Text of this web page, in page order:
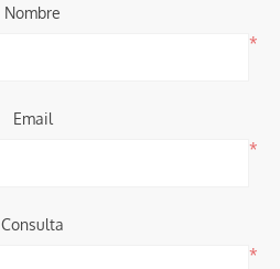
Nombre
*
Email
*
Consulta
*